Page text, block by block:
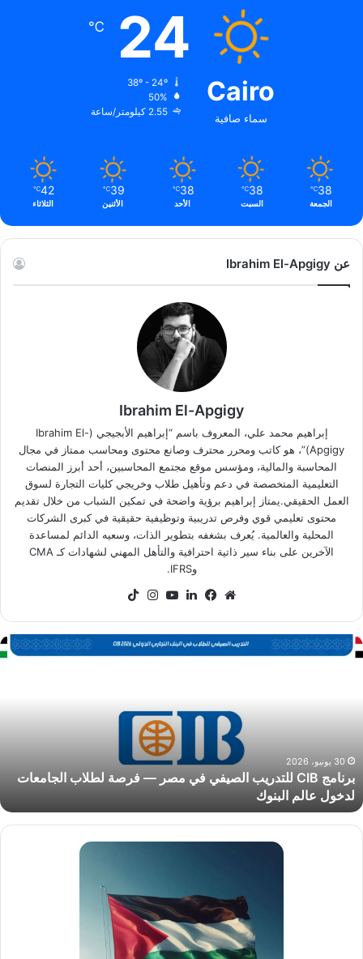
Cairo
سماء صافية
24
℃
50%
2.55 كيلومتر/ساعة
38
℃
الجمعة
38
℃
السبت
38
℃
الأحد
39
℃
الأثنين
42
℃
الثلاثاء
عن Ibrahim El-Apgigy
Ibrahim El-Apgigy
إبراهيم محمد علي، المعروف باسم “إبراهيم الأبجيجي (Ibrahim El-
Apgigy)”، هو كاتب ومحرر محترف وصانع محتوى ومحاسب ممتاز في مجال
المحاسبة والمالية، ومؤسس موقع مجتمع المحاسبين، أحد أبرز المنصات
التعليمية المتخصصة في دعم وتأهيل طلاب وخريجي كليات التجارة لسوق
العمل الحقيقي.يمتاز إبراهيم برؤية واضحة في تمكين الشباب من خلال تقديم
محتوى تعليمي قوي وفرص تدريبية وتوظيفية حقيقية في كبرى الشركات
المحلية والعالمية. يُعرف بشغفه بتطوير الذات، وسعيه الدائم لمساعدة
الآخرين على بناء سير ذاتية احترافية والتأهل المهني لشهادات كـ CMA
وIFRS.
موقعفيسبوكلينكدإن‫YouTube
انستقرام
برنامج
CIB
فرصة
لطلاب
الجامعات
لدخول
عالم
30 يونيو، 2026
برنامج CIB للتدريب الصيفي في مصر — فرصة لطلاب الجامعات
لدخول عالم البنوك